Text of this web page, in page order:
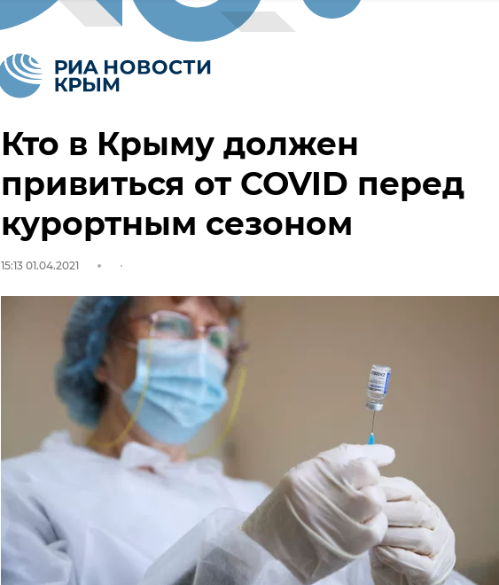
Кто в Крыму должен
привиться от COVID перед
курортным сезоном
15:13 01.04.2021